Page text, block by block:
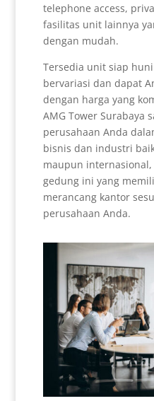
telephone access,
fasilitas unit lainnya
dengan mudah.
Tersedia unit siap
bervariasi dan dapat
dengan harga yang
AMG Tower Surabaya
perusahaan Anda
bisnis dan industri
maupun
gedung ini yang
merancang kantor
perusahaan Anda.